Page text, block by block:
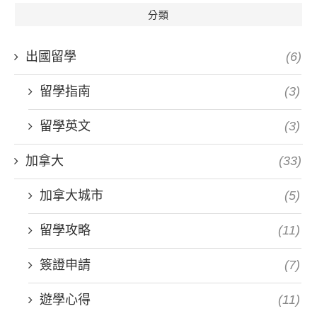
分類
出國留學 (6)
留學指南 (3)
留學英文 (3)
加拿大 (33)
加拿大城市 (5)
留學攻略 (11)
簽證申請 (7)
遊學心得 (11)